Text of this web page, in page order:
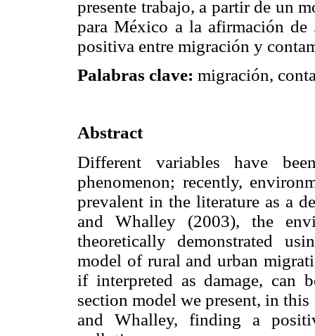
presente trabajo, a partir de un
para México a la afirmación
positiva entre migración y
Palabras clave: migración,
Abstract
Different variables have
phenomenon; recently,
prevalent in the literature as a
and Whalley (2003), the
theoretically demonstrated
model of rural and urban
if interpreted as damage, can
section model we present, in
and Whalley, finding a